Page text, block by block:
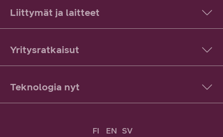
Liittymät ja laitteet
Yritysratkaisut
Teknologia nyt
FI EN SV